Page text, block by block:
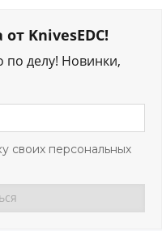
KnivesEDC!
по делу! Новинки,
своих персональных